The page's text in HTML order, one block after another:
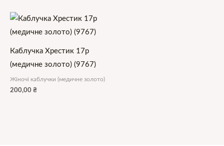
Каблучка Хрестик 17р
(медичне золото) (9767)
Жіночі каблучки (медичне золото)
200,00 ₴